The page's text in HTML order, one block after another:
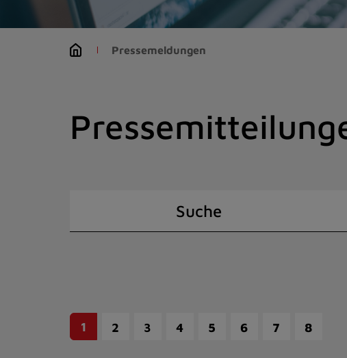
Zur
Pressemeldungen
Suche
1 2 3 4 5 6 7 8